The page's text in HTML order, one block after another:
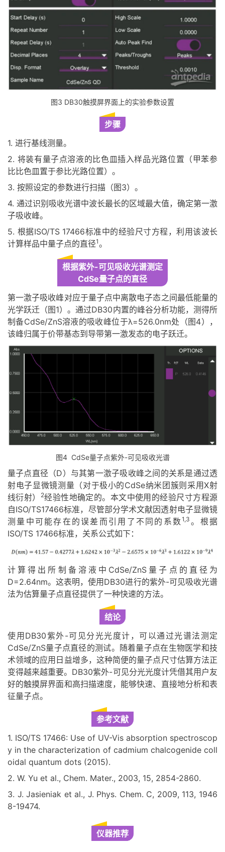
图3 DB30触摸屏界面上的实验参数设置
步骤
1. 进行基线测量。
2. 将装有量子点溶液的比色皿插入样品光路位置（甲苯参
比比色皿置于参比光路位置）。
3. 按照设定的参数进行扫描（图3）。
4. 通过识别吸收光谱中波长最长的区域最大值，确定第一激
子吸收峰。
5. 根据ISO/TS 17466标准中的经验尺寸方程，利用该波长
计算样品中量子点的直径1。
根据紫外-可见吸收光谱测定
CdSe量子点的直径
第一激子吸收峰对应于量子点中离散电子态之间最低能量的
光学跃迁（图1）。通过DB30内置的峰谷分析功能，测得所
制备CdSe/ZnS溶液的吸收峰位于λ=526.0nm处（图4），
该峰归属于价带基态到导带第一激发态的电子跃迁。
图4 CdSe量子点紫外-可见吸收光谱
量子点直径（D）与其第一激子吸收峰之间的关系是通过透
射电子显微镜测量（对于极小的CdSe纳米团簇则采用X射
线衍射）
2经验性地确定的。本文中使用的经验尺寸方程源
自ISO/TS17466标准，尽管部分学术文献因透射电子显微镜
测量中可能存在的误差而引用了不同的系数1,3 。根据
ISO/TS 17466标准，关系公式如下：
计算得出所制备溶液中CdSe/ZnS量子点的直径为
D=2.64nm。这表明，使用DB30进行的紫外-可见吸收光谱
法为估算量子点直径提供了一种快速的方法。
结论
使用DB30紫外-可见分光光度计，可以通过光谱法测定
CdSe/ZnS量子点直径的测试。随着量子点在生物医学和技
术领域的应用日益增多，这种简便的量子点尺寸估算方法正
变得越来越重要。DB30紫外-可见分光光度计凭借其用户友
好的触摸屏界面和高扫描速度，能够快速、直接地分析和表
征量子点。
参考文献
1. ISO/TS 17466: Use of UV-Vis absorption spectroscop
y in the characterization of cadmium chalcogenide coll
oidal quantum dots (2015).
2. W. Yu et al., Chem. Mater., 2003, 15, 2854-2860.
3. J. Jasieniak et al., J. Phys. Chem. C, 2009, 113, 1946
8-19474.
仪器推荐